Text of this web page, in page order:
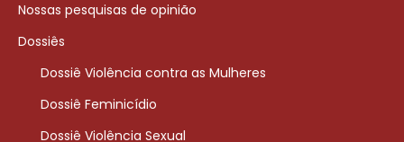
Nossas pesquisas de opinião
Dossiês
Dossiê Violência contra as Mulheres
Dossiê Feminicídio
Dossiê Violência Sexual